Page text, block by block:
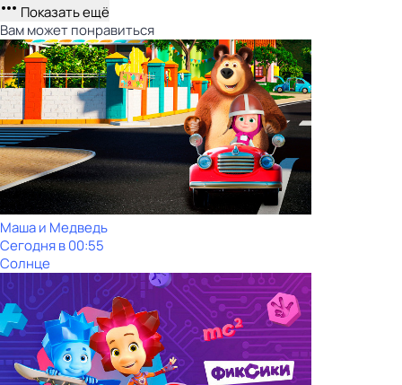
Показать ещё
Вам может понравиться
Маша и Медведь
Сегодня в 00:55
Солнце